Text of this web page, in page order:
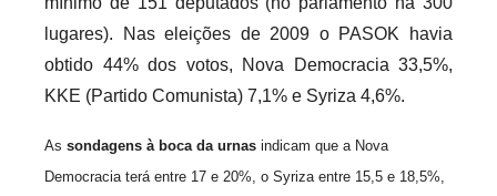
v
e
i
s
lugares). Nas eleições de 2009 o PASOK havia
obtido 44% dos votos, Nova Democracia 33,5%,
KKE (Partido Comunista) 7,1% e Syriza 4,6%.
As sondagens à boca da urnas indicam que a Nova
Democracia terá entre 17 e 20%, o Syriza entre 15,5 e 18,5%,